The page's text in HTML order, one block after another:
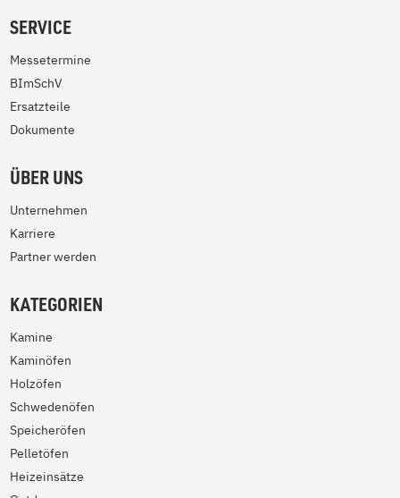
SERVICE
Messetermine
BImSchV
Ersatzteile
Dokumente
ÜBER UNS
Unternehmen
Karriere
Partner werden
KATEGORIEN
Kamine
Kaminöfen
Holzöfen
Schwedenöfen
Speicheröfen
Pelletöfen
Heizeinsätze